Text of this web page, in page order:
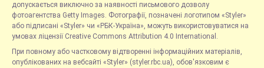
допускається виключно за наявності письмового дозволу
фотоагентства Getty Images. Фотографії, позначені логотипом «Styler»
або підписані «Styler» чи «РБК-Україна», можуть використовуватися на
умовах ліцензії Creative Commons Attribution 4.0 International.
При повному або частковому відтворенні інформаційних матеріалів,
опублікованих на вебсайті «Styler» (styler.rbc.ua), обов'язковим є